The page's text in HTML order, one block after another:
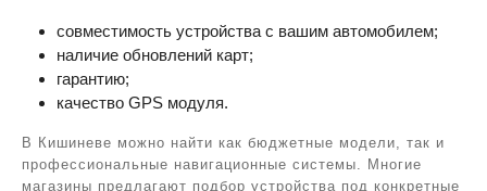
совместимость устройства с вашим автомобилем;
наличие обновлений карт;
гарантию;
качество GPS модуля.
В Кишиневе можно найти как бюджетные модели, так и
профессиональные навигационные системы. Многие
магазины предлагают подбор устройства под конкретные